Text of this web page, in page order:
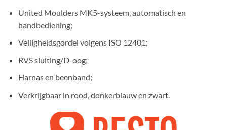
United Moulders MK5-systeem, automatisch en
handbediening;
Veiligheidsgordel volgens ISO 12401;
RVS sluiting/D-oog;
Harnas en beenband;
Verkrijgbaar in rood, donkerblauw en zwart.